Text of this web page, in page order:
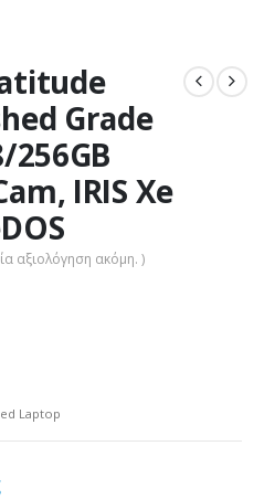
Grade
256GB
IRIS Xe
αξιολόγηση ακόμη. )
Laptop